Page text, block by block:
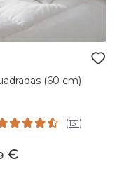
(60 cm)
(131)